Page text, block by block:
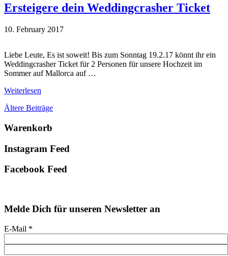
Ersteigere dein Weddingcrasher Ticket
10. February 2017
Liebe Leute, Es ist soweit! Bis zum Sonntag 19.2.17 könnt ihr ein
Weddingcrasher Ticket für 2 Personen für unsere Hochzeit im
Sommer auf Mallorca auf …
Weiterlesen
Ältere Beiträge
Primary
Sidebar
Warenkorb
Instagram Feed
Facebook Feed
Melde Dich für unseren Newsletter an
E-Mail *